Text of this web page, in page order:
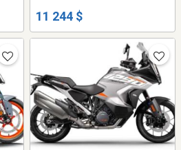
11 244 $